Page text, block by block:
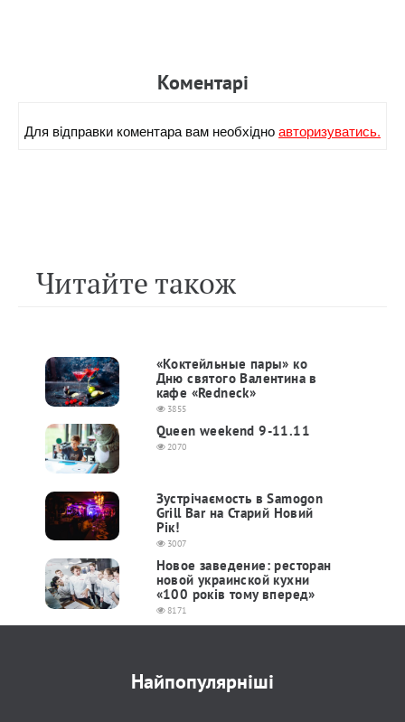
Коментарi
Для вiдправки коментара вам необхiдноавторизуватись.
Читайте також
«Коктейльные пары» ко
Дню святого Валентина в
кафе «Redneck»
3855
Queen weekend 9-11.11
2070
Зустрічаємость в Samogon
Grill Bar на Старий Новий
Рік!
3007
Новое заведение: ресторан
новой украинской кухни
«100 років тому вперед»
8171
Найпопулярніші